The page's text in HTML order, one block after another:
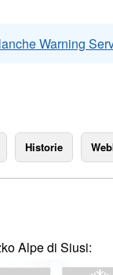
Warning
Historie
Alpe di Siusi: